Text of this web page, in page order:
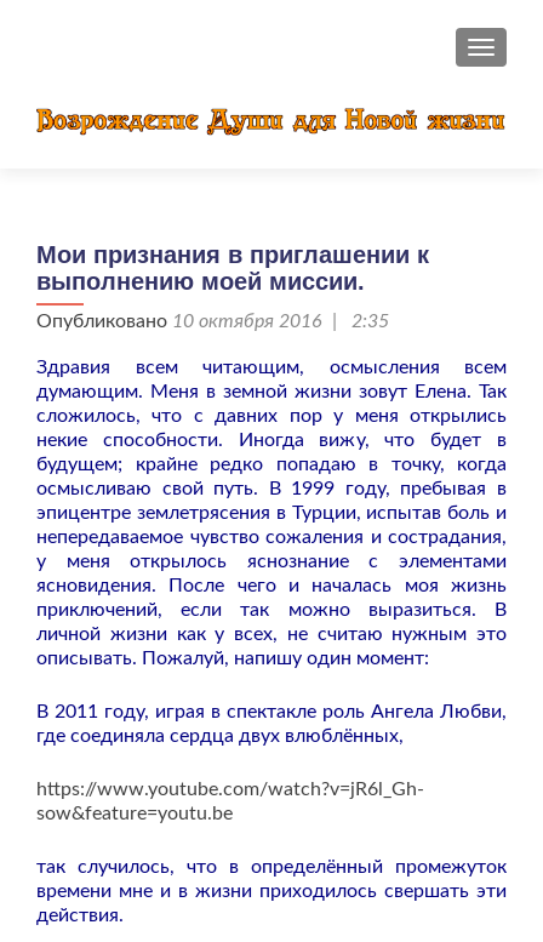
Мои признания в приглашении к
выполнению моей миссии.
Опубликовано 10 октября 2016 | 2:35
Здравия всем читающим, осмысления всем
думающим. Меня в земной жизни зовут Елена. Так
сложилось, что с давних пор у меня открылись
некие способности. Иногда вижу, что будет в
будущем; крайне редко попадаю в точку, когда
осмысливаю свой путь. В 1999 году, пребывая в
эпицентре землетрясения в Турции, испытав боль и
непередаваемое чувство сожаления и сострадания,
у меня открылось яснознание с элементами
ясновидения. После чего и началась моя жизнь
приключений, если так можно выразиться. В
личной жизни как у всех, не считаю нужным это
описывать. Пожалуй, напишу один момент:
В 2011 году, играя в спектакле роль Ангела Любви,
где соединяла сердца двух влюблённых,
https://www.youtube.com/watch?v=jR6l_Gh-
sow&feature=youtu.be
так случилось, что в определённый промежуток
времени мне и в жизни приходилось свершать эти
действия.